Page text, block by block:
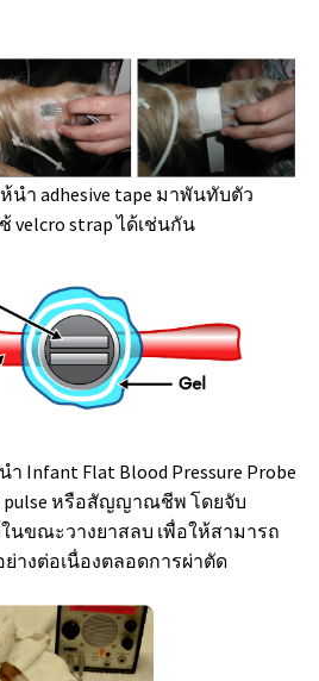
ำ adhesive tape มาพันทับตัว
velcro strap ได้เช่นกัน
Flat Blood Pressure Probe
pulse หรือสัญญาณชีพ โดยจับ
ขณะวางยาสลบ เพื่อให้สามารถ
างต่อเนื่องตลอดการผ่าตัด